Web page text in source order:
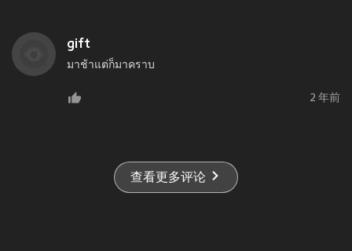
gift
มาช้าแต่ก็มาคราบ
2 年前
查看更多评论